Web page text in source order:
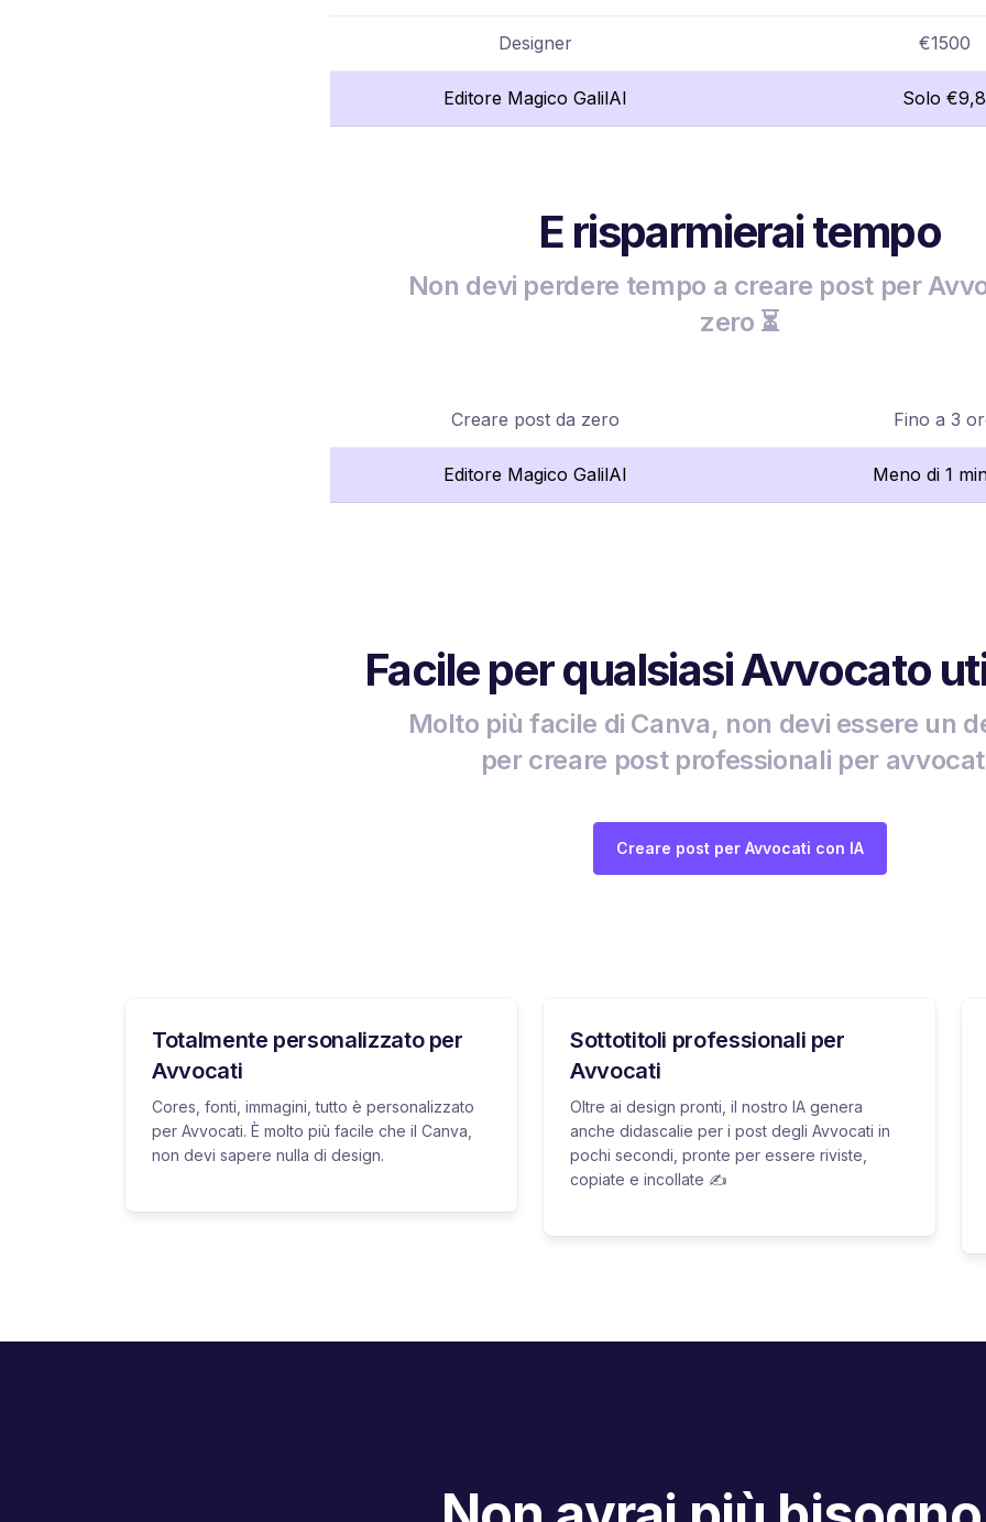
Designer €1500
Editore Magico GalilAI Solo €9,8
E risparmierai tempo
Non devi perdere tempo a creare post per
zero ⏳
Creare post da zero Fino a 3
Editore Magico GalilAI Meno di 1
Facile per qualsiasi Avvocato
Molto più facile di Canva, non devi essere un
per creare post professionali per
Creare post per Avvocati con IA
Totalmente personalizzato per
Avvocati
Cores, fonti, immagini, tutto è personalizzato
per Avvocati. È molto più facile che il Canva,
non devi sapere nulla di design.
Sottotitoli professionali per
Avvocati
Oltre ai design pronti, il nostro IA genera
anche didascalie per i post degli Avvocati in
pochi secondi, pronte per essere riviste,
copiate e incollate ✍️